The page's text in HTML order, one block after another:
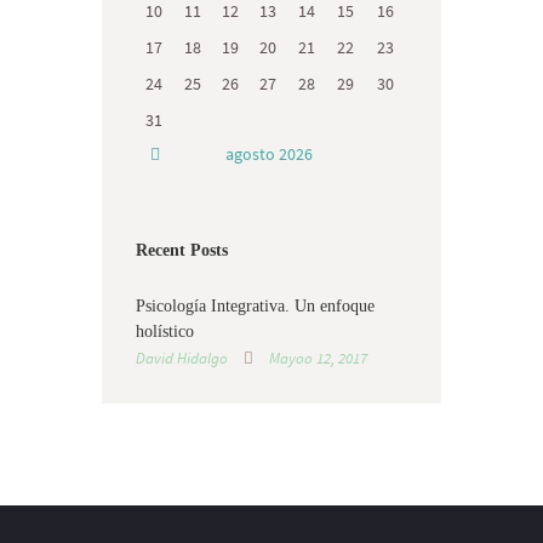
10 11 12 13 14 15
16
17
18 19 20 21 22
23
24
25 26 27 28 29
30
31
agosto 2026
Recent Posts
Psicología Integrativa. Un enfoque
holístico
David Hidalgo Mayoo 12, 2017